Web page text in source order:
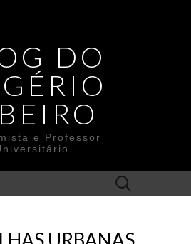
DO
e Professor
Search
for: